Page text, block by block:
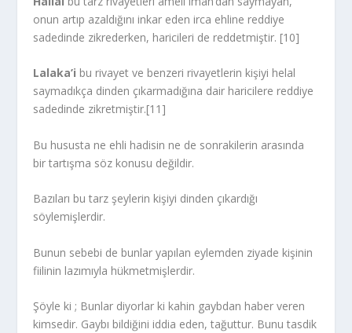
onun artıp azaldığını inkar eden irca ehline reddiye
sadedinde zikrederken, haricileri de reddetmiştir. [10]
Lalaka’i bu rivayet ve benzeri rivayetlerin kişiyi helal
saymadıkça dinden çıkarmadığına dair haricilere reddiye
sadedinde zikretmiştir.[11]
Bu hususta ne ehli hadisin ne de sonrakilerin arasında
bir tartışma söz konusu değildir.
Bazıları bu tarz şeylerin kişiyi dinden çıkardığı
söylemişlerdir.
Bunun sebebi de bunlar yapılan eylemden ziyade kişinin
fiilinin lazımıyla hükmetmişlerdir.
Şöyle ki ; Bunlar diyorlar ki kahin gaybdan haber veren
kimsedir. Gaybı bildiğini iddia eden, tağuttur. Bunu tasdik